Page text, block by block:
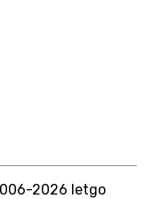
2026 letgo